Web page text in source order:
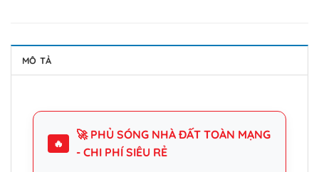
MÔ TẢ
🔥
🚀 PHỦ SÓNG NHÀ ĐẤT TOÀN MẠNG
- CHI PHÍ SIÊU RẺ